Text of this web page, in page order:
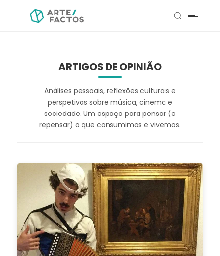
ARTIGOS DE OPINIÃO
Análises pessoais, reflexões culturais e
perspetivas sobre música, cinema e
sociedade. Um espaço para pensar (e
repensar) o que consumimos e vivemos.